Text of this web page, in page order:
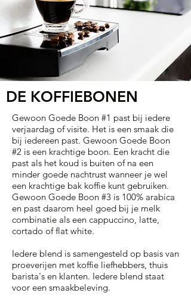
DE KOFFIEBONEN
Gewoon Goede Boon #1 past bij iedere
verjaardag of visite. Het is een smaak die
bij iedereen past. Gewoon Goede Boon
#2 is een krachtige boon. Een kracht die
past als het koud is buiten of na een
minder goede nachtrust wanneer je wel
een krachtige bak koffie kunt gebruiken.
Gewoon Goede Boon #3 is 100% arabica
en past daarom heel goed bij je melk
combinatie als een cappuccino, latte,
cortado of flat white.
Iedere blend is samengesteld op basis van
proeverijen met koffie liefhebbers, thuis
barista's en klanten. Iedere blend staat
voor een smaakbeleving.